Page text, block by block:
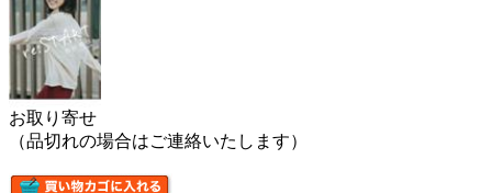
お取り寄せ
（品切れの場合はご連絡いたします）